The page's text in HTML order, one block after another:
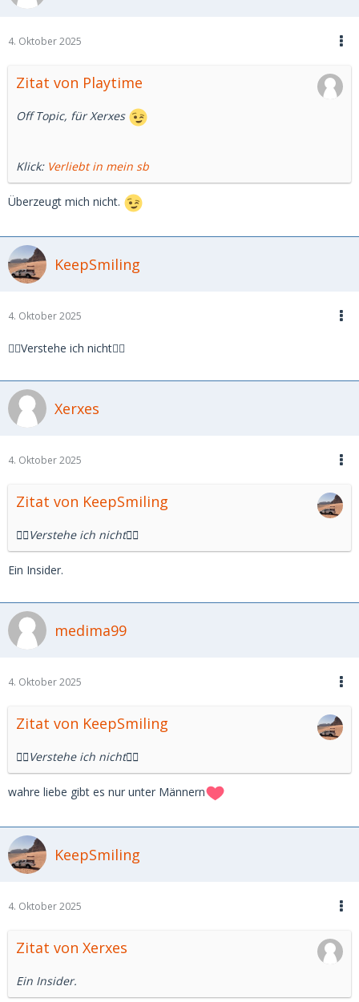
4. Oktober 2025
Zitat von Playtime
Off Topic, für Xerxes
Klick: Verliebt in mein sb
Überzeugt mich nicht.
KeepSmiling
4. Oktober 2025
🤷‍♂️Verstehe ich nicht🤷‍♂️
Xerxes
4. Oktober 2025
Zitat von KeepSmiling
🤷‍♂️Verstehe ich nicht🤷‍♂️
Ein Insider.
medima99
4. Oktober 2025
Zitat von KeepSmiling
🤷‍♂️Verstehe ich nicht🤷‍♂️
wahre liebe gibt es nur unter Männern
KeepSmiling
4. Oktober 2025
Zitat von Xerxes
Ein Insider.